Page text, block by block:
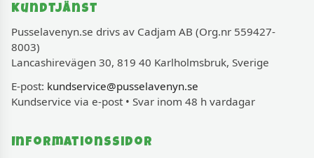
Kundtjänst
Pusselavenyn.se drivs av Cadjam AB (Org.nr 559427-
8003)
Lancashirevägen 30, 819 40 Karlholmsbruk, Sverige
E-post: kundservice@pusselavenyn.se
Kundservice via e-post • Svar inom 48 h vardagar
Informationssidor